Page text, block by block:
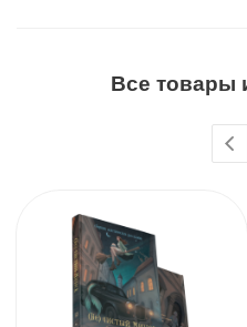
Все товары